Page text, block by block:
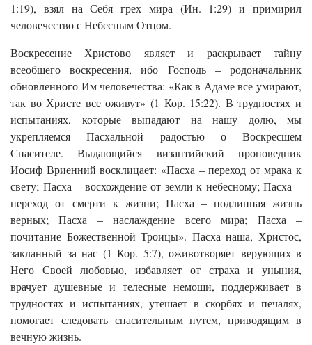
1:19), взял на Себя грех мира (Ин. 1:29) и примирил
человечество с Небесным Отцом.
Воскресение Христово являет и раскрывает тайну
всеобщего воскресения, ибо Господь – родоначальник
обновленного Им человечества: «Как в Адаме все умирают,
так во Христе все оживут» (1 Кор. 15:22). В трудностях и
испытаниях, которые выпадают на нашу долю, мы
укрепляемся Пасхальной радостью о Воскресшем
Спасителе. Выдающийся византийский проповедник
Иосиф Вриенний восклицает: «Пасха – переход от мрака к
свету; Пасха – восхождение от земли к небесному; Пасха –
переход от смерти к жизни; Пасха – подлинная жизнь
верных; Пасха – наслаждение всего мира; Пасха –
почитание Божественной Троицы». Пасха наша, Христос,
закланный за нас (1 Кор. 5:7), оживотворяет верующих в
Него Своей любовью, избавляет от страха и уныния,
врачует душевные и телесные немощи, поддерживает в
трудностях и испытаниях, утешает в скорбях и печалях,
помогает следовать спасительным путем, приводящим в
вечную жизнь.